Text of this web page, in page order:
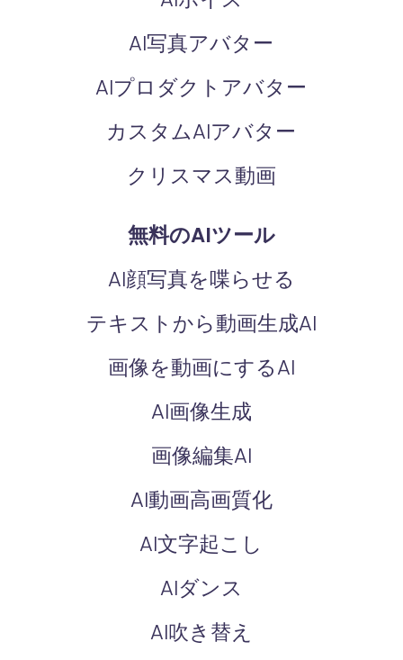
AI写真アバター
AIプロダクトアバター
カスタムAIアバター
クリスマス動画
無料のAIツール
AI顔写真を喋らせる
テキストから動画生成AI
画像を動画にするAI
AI画像生成
画像編集AI
AI動画高画質化
AI文字起こし
AIダンス
AI吹き替え